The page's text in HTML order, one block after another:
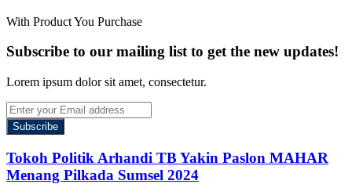
With Product You Purchase
Subscribe to our mailing list to get the new updates!
Lorem ipsum dolor sit amet, consectetur.
Enter
your
Email
address
Tokoh Politik Arhandi TB Yakin Paslon MAHAR
Menang Pilkada Sumsel 2024